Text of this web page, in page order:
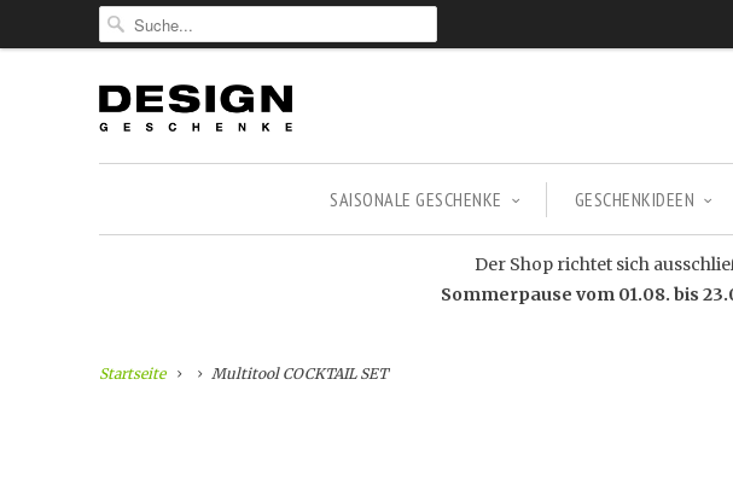
SAISONALE GESCHENKE GESCHENKIDEEN
Der Shop richtet sich
Sommerpause vom 01.08. bis
Startseite Multitool COCKTAIL SET